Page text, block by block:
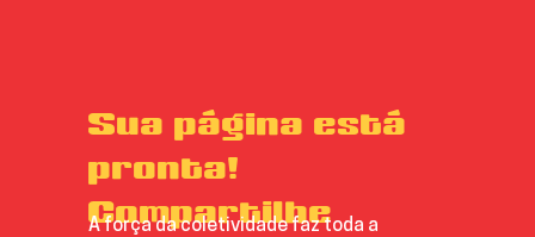
Sua página está
pronta!
Compartilhe
A força da coletividade faz toda a